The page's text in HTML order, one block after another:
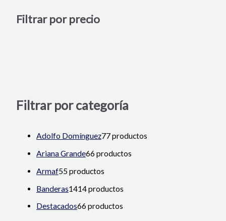
Filtrar por precio
Filtrar por categoría
Adolfo Domínguez77 productos
Ariana Grande66 productos
Armaf55 productos
Banderas1414 productos
Destacados66 productos